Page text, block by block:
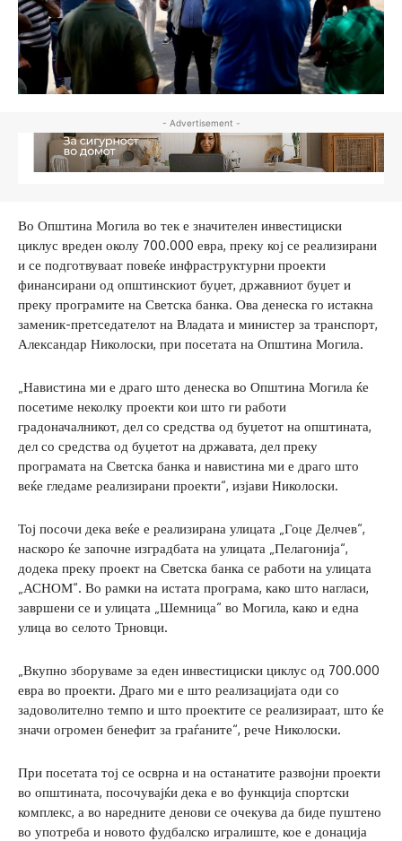
- Advertisement -
Во Општина Могила во тек е значителен инвестициски
циклус вреден околу 700.000 евра, преку кој се реализирани
и се подготвуваат повеќе инфраструктурни проекти
финансирани од општинскиот буџет, државниот буџет и
преку програмите на Светска банка. Ова денеска го истакна
заменик-претседателот на Владата и министер за транспорт,
Александар Николоски, при посетата на Општина Могила.
„Навистина ми е драго што денеска во Општина Могила ќе
посетиме неколку проекти кои што ги работи
градоначалникот, дел со средства од буџетот на општината,
дел со средства од буџетот на државата, дел преку
програмата на Светска банка и навистина ми е драго што
веќе гледаме реализирани проекти“, изјави Николоски.
Тој посочи дека веќе е реализирана улицата „Гоце Делчев“,
наскоро ќе започне изградбата на улицата „Пелагонија“,
додека преку проект на Светска банка се работи на улицата
„АСНОМ“. Во рамки на истата програма, како што нагласи,
завршени се и улицата „Шемница“ во Могила, како и една
улица во селото Трновци.
„Вкупно зборуваме за еден инвестициски циклус од 700.000
евра во проекти. Драго ми е што реализацијата оди со
задоволително темпо и што проектите се реализираат, што ќе
значи огромен бенефит за граѓаните“, рече Николоски.
При посетата тој се осврна и на останатите развојни проекти
во општината, посочувајќи дека е во функција спортски
комплекс, а во наредните денови се очекува да биде пуштено
во употреба и новото фудбалско игралиште, кое е донација